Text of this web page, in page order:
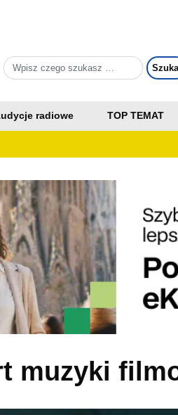
radiowe TOP TEMAT
muzyki